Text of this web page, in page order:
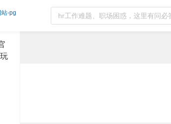
答-pg电子游戏官网官方网站
站-pg